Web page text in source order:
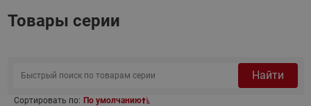
Товары серии
Найти
Сортировать по: По умолчанию